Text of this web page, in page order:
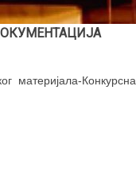
материјала-Конкурсна